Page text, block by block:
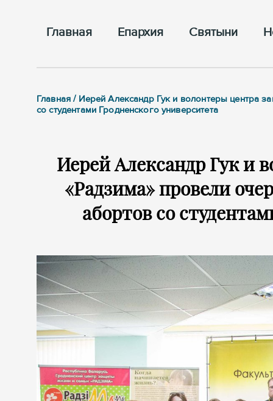
Главная Епархия Cвятыни
Главная / Иерей Александр Гук и волонтеры центра
со студентами Гродненского университета
Иерей Александр Гук и
«Радзима» провели
абортов со